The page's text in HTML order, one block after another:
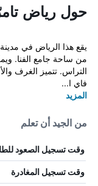
حول رياض
من ساحة جامع الفنا.
التراس. تتميز الغرف
فاي ا...
المزيد
من الجيد أن تعلم
وقت تسجيل الصعود
وقت تسجيل المغادرة